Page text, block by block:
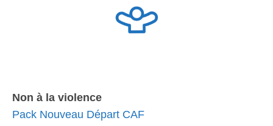
Non à la violence
Pack Nouveau Départ CAF